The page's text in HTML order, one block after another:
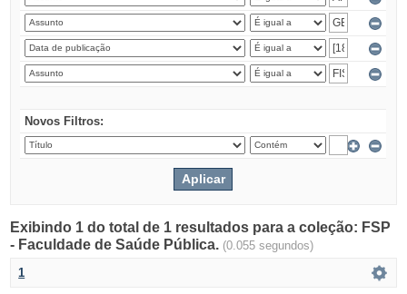
Novos Filtros:
Exibindo 1 do total de 1 resultados para a coleção: FSP
- Faculdade de Saúde Pública. (0.055 segundos)
1